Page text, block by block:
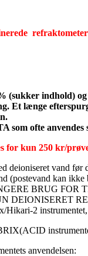
(sukker indhold)
Et længe
som ofte anvendes
for kun 250 kr/
deioniseret vand
(postevand kan
BRUG FOR
DEIONISERET
Hikari-2
anvendelsen: